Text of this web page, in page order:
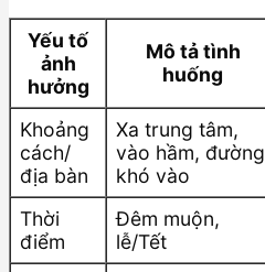
Yếu tố
ảnh
hưởng
Mô tả tình
huống
Khoảng
cách/
địa bàn
Xa trung tâm,
vào hầm, đường
khó vào
Thời
điểm
Đêm muộn,
lễ/Tết